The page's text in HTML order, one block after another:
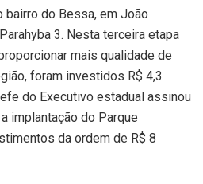
bairro do Bessa, em João
3. Nesta terceira etapa
mais qualidade de
foram investidos R$ 4,3
do Executivo estadual assinou
implantação do Parque
da ordem de R$ 8